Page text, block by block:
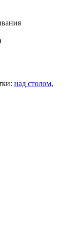
над столом,